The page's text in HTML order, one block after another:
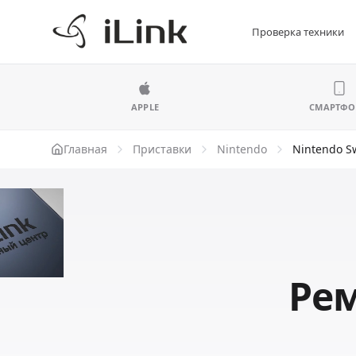
Проверка техники
APPLE
Главная Приставки Nintendo Nintendo